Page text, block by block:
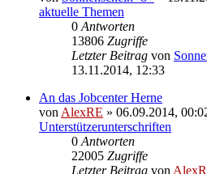
aktuelle Themen
0 Antworten
13806 Zugriffe
Letzter Beitrag von
13.11.2014, 12:33
An das Jobcenter Herne
von AlexRE » 06.09.2014,
Unterstützerunterschriften
0 Antworten
22005 Zugriffe
Letzter Beitrag von